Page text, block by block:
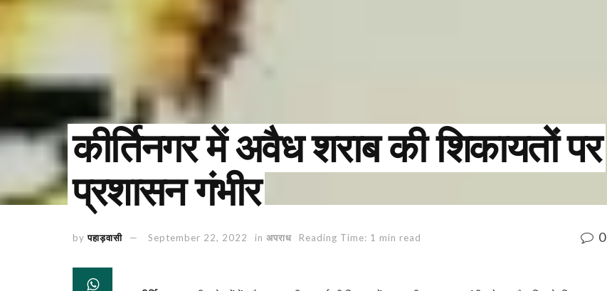
कीर्तिनगर में अवैध शराब की शिकायतों पर
प्रशासन गंभीर
by पहाड़वासी September 22, 2022 in अपराध Reading Time: 1 min read 0